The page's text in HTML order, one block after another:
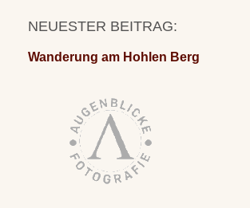
NEUESTER BEITRAG:
Wanderung am Hohlen Berg